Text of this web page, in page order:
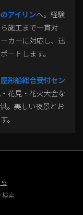
アイリンへ。経験
施工まで一貫対
カーに対応し、迅
ートします。
屋形船総合受付セン
花見・花火大会な
。美しい夜景とお
。
索